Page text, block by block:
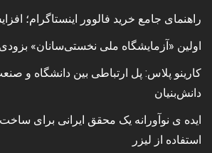
راهنمای جامع خرید فالوور اینستاگرام؛
اولین «آزمایشگاه ملی نخستی‌سانان»
کارینو پلاس: پل ارتباطی بین دانشگاه و
دانش‌بنیان
ایده ی نوآورانه یک محقق ایرانی برای
استفاده از لیزر